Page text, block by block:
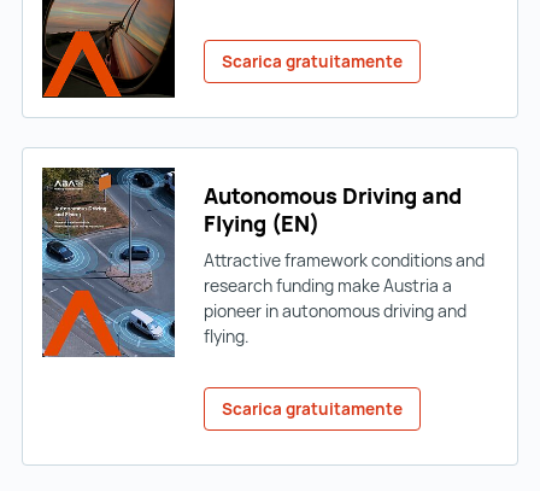
Scarica gratuitamente
Autonomous Driving and
Flying (EN)
Attractive framework conditions and
research funding make Austria a
pioneer in autonomous driving and
flying.
Scarica gratuitamente